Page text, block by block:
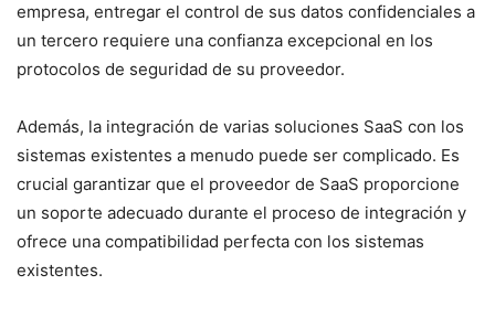
empresa, entregar el control de sus datos confidenciales a
un tercero requiere una confianza‌ excepcional en los
protocolos de seguridad de su proveedor.
Además, la integración de varias soluciones SaaS con ⁣los
sistemas existentes a menudo⁢ puede ser complicado. Es
crucial garantizar ‌que el proveedor ​de SaaS proporcione
un soporte adecuado durante el proceso de integración y
ofrece una compatibilidad perfecta con los sistemas
existentes.